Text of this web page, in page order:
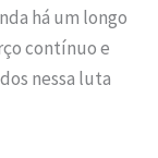
há um longo
contínuo e
nessa luta